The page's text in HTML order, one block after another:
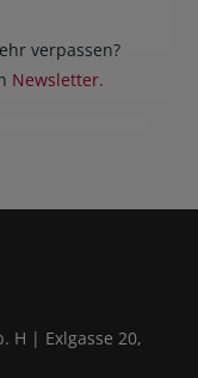
verpassen?
Newsletter.
H | Exlgasse 20,